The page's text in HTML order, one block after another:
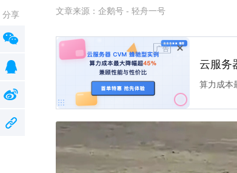
文章来源： 企鹅号 - 轻舟一号
广告
云服务
算力成本
分享